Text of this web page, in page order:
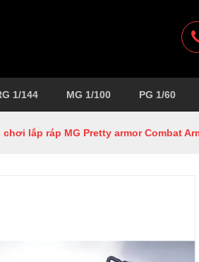
1/144 MG 1/100 PG 1/60
lắp ráp MG Pretty armor Combat